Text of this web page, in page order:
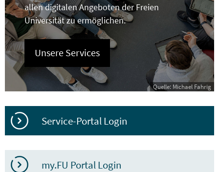
allen digitalen Angeboten der Freien
Universität zu ermöglichen.
Unsere Services
Quelle: Michael Fahrig
Service-Portal Login
my.FU Portal Login